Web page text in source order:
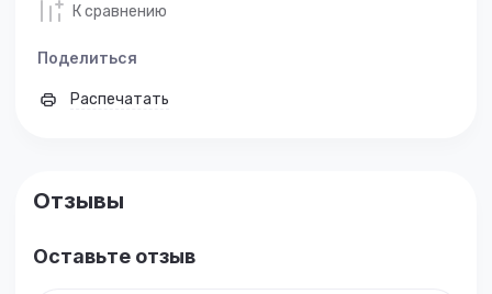
К сравнению
Поделиться
Распечатать
Отзывы
Оставьте отзыв